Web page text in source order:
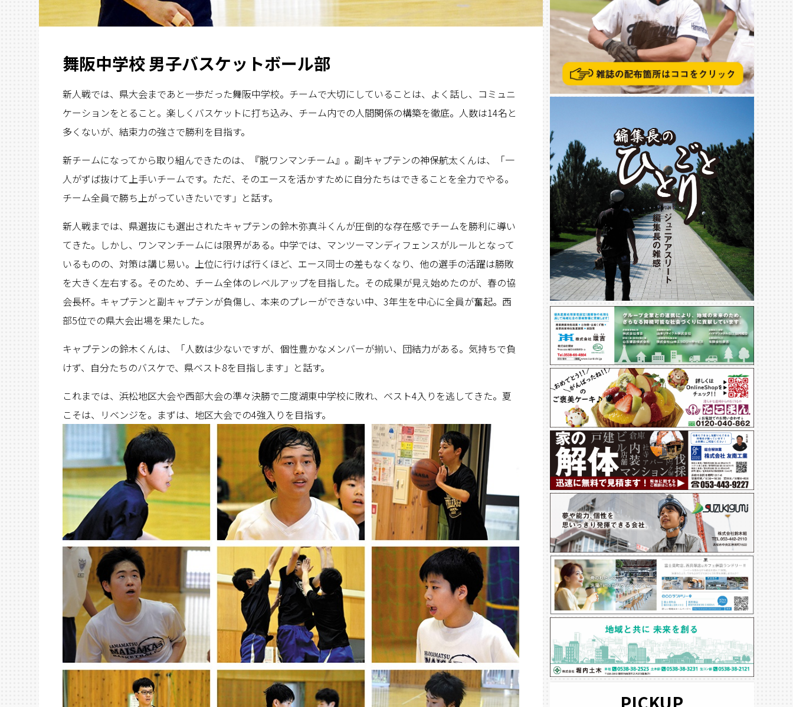
舞阪中学校 男子バスケットボール部
新人戦では、県大会まであと一歩だった舞阪中学校。チームで大切にしていることは、よく話し、コミュニ
ケーションをとること。楽しくバスケットに打ち込み、チーム内での人間関係の構築を徹底。人数は14名と
多くないが、結束力の強さで勝利を目指す。
新チームになってから取り組んできたのは、『脱ワンマンチーム』。副キャプテンの神保航太くんは、「一
人がずば抜けて上手いチームです。ただ、そのエースを活かすために自分たちはできることを全力でやる。
チーム全員で勝ち上がっていきたいです」と話す。
新人戦までは、県選抜にも選出されたキャプテンの鈴木弥真斗くんが圧倒的な存在感でチームを勝利に導い
てきた。しかし、ワンマンチームには限界がある。中学では、マンツーマンディフェンスがルールとなって
いるものの、対策は講じ易い。上位に行けば行くほど、エース同士の差もなくなり、他の選手の活躍は勝敗
を大きく左右する。そのため、チーム全体のレベルアップを目指した。その成果が見え始めたのが、春の協
会長杯。キャプテンと副キャプテンが負傷し、本来のプレーができない中、3年生を中心に全員が奮起。西
部5位での県大会出場を果たした。
キャプテンの鈴木くんは、「人数は少ないですが、個性豊かなメンバーが揃い、団結力がある。気持ちで負
けず、自分たちのバスケで、県ベスト8を目指します」と話す。
これまでは、浜松地区大会や西部大会の準々決勝で二度湖東中学校に敗れ、ベスト4入りを逃してきた。夏
こそは、リベンジを。まずは、地区大会での4強入りを目指す。
PICKUP